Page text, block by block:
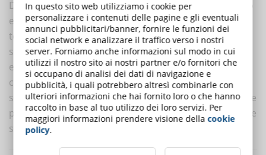
Docenti, personale amministrativo e studenti possono
essere scettici o intimiditi dall’adozione di nuove
tecnologie, soprattutto quando si teme che possano
sostituire l’interazione umana o complicare i processi
esistenti. È cruciale accompagnare l’introduzione dei
chatbot con programmi di formazione e
sensibilizzazione, evidenziando come queste tecnologie
possano arricchire l’esperienza educativa piuttosto che
sostituirla.
In questo sito web utilizziamo i cookie per
personalizzare i contenuti delle pagine e gli eventuali
annunci pubblicitari/banner, fornire le funzioni dei
social network e analizzare il traffico verso i nostri
server. Forniamo anche informazioni sul modo in cui
utilizzi il nostro sito ai nostri partner e/o fornitori che
si occupano di analisi dei dati di navigazione e
pubblicità, i quali potrebbero altresì combinarle con
ulteriori informazioni che hai fornito loro o che hanno
raccolto in base al tuo utilizzo dei loro servizi. Per
maggiori informazioni prendere visione dellacookie
policy.